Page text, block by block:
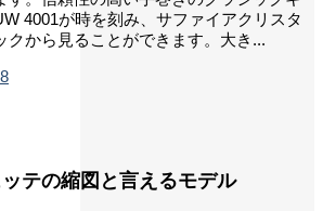
4001が時を刻み、サファイアクリスタ
クから見ることができます。大き...
テの縮図と言えるモデル